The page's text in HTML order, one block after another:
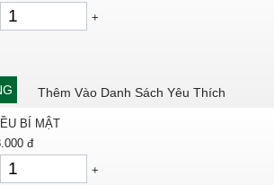
+
Thêm Vào Danh Sách Yêu Thích
BÍ MẬT
đ
+